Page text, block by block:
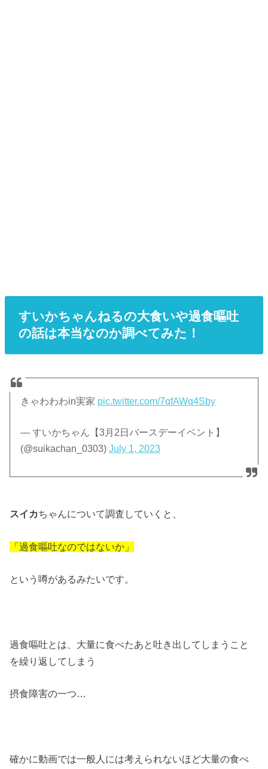
すいかちゃんねるの大食いや過食嘔吐
の話は本当なのか調べてみた！
きゃわわわin実家 pic.twitter.com/7qfAWq4Sby
— すいかちゃん【3月2日バースデーイベント】
(@suikachan_0303)July 1, 2023
スイカちゃんについて調査していくと、
「過食嘔吐なのではないか」
という噂があるみたいです。
過食嘔吐とは、大量に食べたあと吐き出してしまうこと
を繰り返してしまう
摂食障害の一つ…
確かに動画では一般人には考えられないほど大量の食べ